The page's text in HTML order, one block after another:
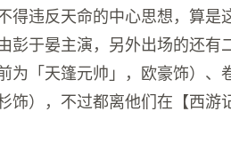
得违反天命的中心思想，算是
彭于晏主演，另外出场的还有
为「天篷元帅」，欧豪饰）、
饰），不过都离他们在【西游